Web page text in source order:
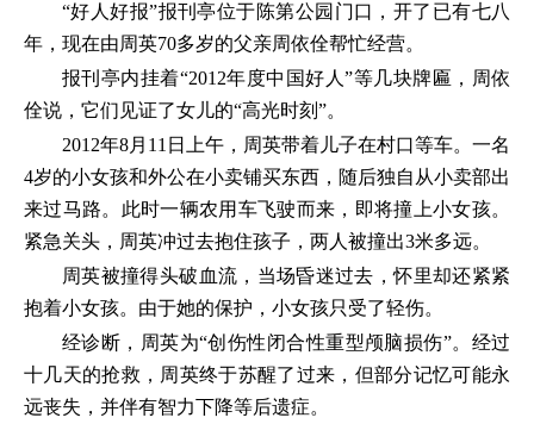
“好人好报”报刊亭位于陈第公园门口，开了已有七八
年，现在由周英70多岁的父亲周依佺帮忙经营。
报刊亭内挂着“2012年度中国好人”等几块牌匾，周依
佺说，它们见证了女儿的“高光时刻”。
2012年8月11日上午，周英带着儿子在村口等车。一名
4岁的小女孩和外公在小卖铺买东西，随后独自从小卖部出
来过马路。此时一辆农用车飞驶而来，即将撞上小女孩。
紧急关头，周英冲过去抱住孩子，两人被撞出3米多远。
周英被撞得头破血流，当场昏迷过去，怀里却还紧紧
抱着小女孩。由于她的保护，小女孩只受了轻伤。
经诊断，周英为“创伤性闭合性重型颅脑损伤”。经过
十几天的抢救，周英终于苏醒了过来，但部分记忆可能永
远丧失，并伴有智力下降等后遗症。